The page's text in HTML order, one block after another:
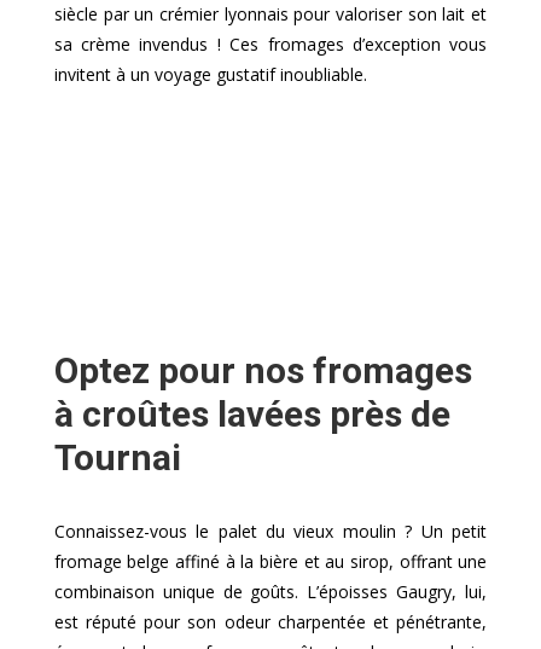
siècle par un crémier lyonnais pour valoriser son lait et
sa crème invendus ! Ces fromages d’exception vous
invitent à un voyage gustatif inoubliable.
Optez pour nos fromages
à croûtes lavées près de
Tournai
Connaissez-vous le palet du vieux moulin ? Un petit
fromage belge affiné à la bière et au sirop, offrant une
combinaison unique de goûts. L’époisses Gaugry, lui,
est réputé pour son odeur charpentée et pénétrante,